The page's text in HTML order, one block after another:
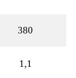
380
1,1